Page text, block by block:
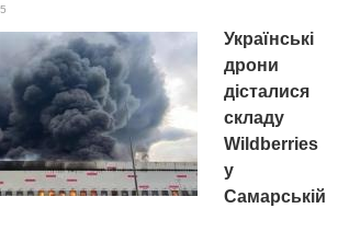
Українські
дрони
дісталися
складу
Wildberries
у
Самарській